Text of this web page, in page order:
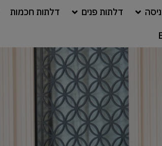
דלתות פנים דלתות חכמות